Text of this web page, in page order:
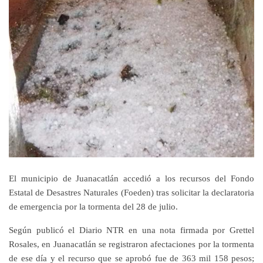
El municipio de Juanacatlán accedió a los recursos del Fondo
Estatal de Desastres Naturales (Foeden) tras solicitar la declaratoria
de emergencia por la tormenta del 28 de julio.
Según publicó el Diario NTR en una nota firmada por Grettel
Rosales, en Juanacatlán se registraron afectaciones por la tormenta
de ese día y el recurso que se aprobó fue de 363 mil 158 pesos;